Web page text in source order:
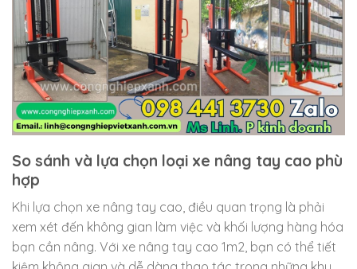
So sánh và lựa chọn loại xe nâng tay cao phù
hợp
Khi lựa chọn xe nâng tay cao, điều quan trọng là phải
xem xét đến không gian làm việc và khối lượng hàng hóa
bạn cần nâng. Với xe nâng tay cao 1m2, bạn có thể tiết